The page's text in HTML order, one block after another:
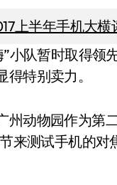
上半年手机大
队暂时取得领
特别卖力。
动物园作为第
来测试手机的